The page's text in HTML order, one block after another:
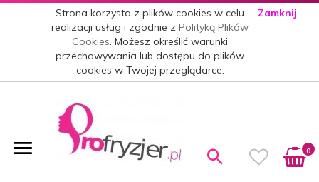
Strona korzysta z plików cookies w celu
realizacji usług i zgodnie zPolityką Plików
Cookies. Możesz określić warunki
przechowywania lub dostępu do plików
cookies w Twojej przeglądarce.
Zamknij
0